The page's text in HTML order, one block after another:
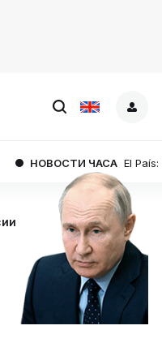
ЧАСА El País: власти